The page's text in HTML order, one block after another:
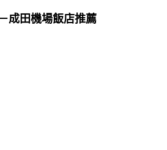
成田機場飯店推薦